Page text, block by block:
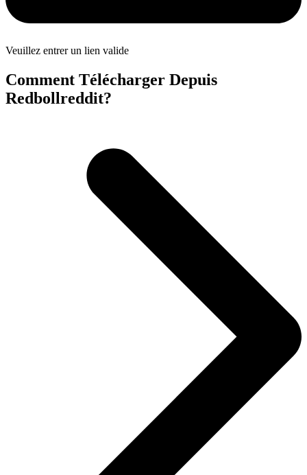
Veuillez entrer un lien valide
Comment Télécharger Depuis
Redbollreddit?